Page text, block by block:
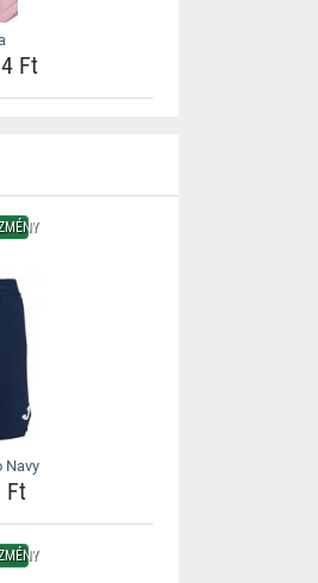
Ft
Navy
Ft